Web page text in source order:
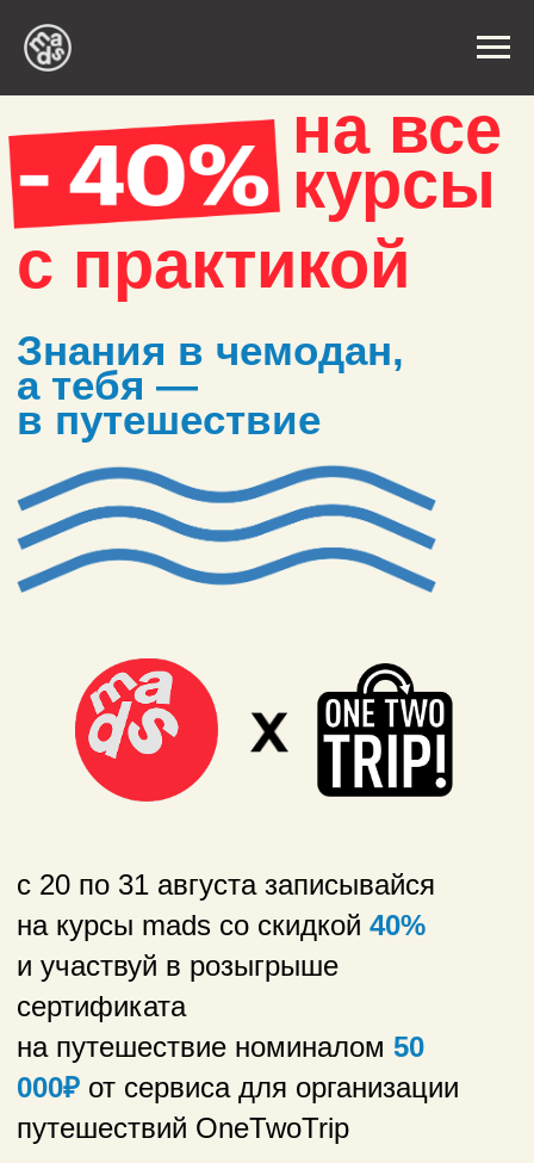
выбрать курс
с практикой
на все
курсы
Знания в чемодан,
а тебя —
в путешествие
правила акции
на курсы mads со скидкой
и участвуй в розыгрыше
сертификата
на путешествие номиналом50
от сервиса для организации
путешествий OneTwoTrip